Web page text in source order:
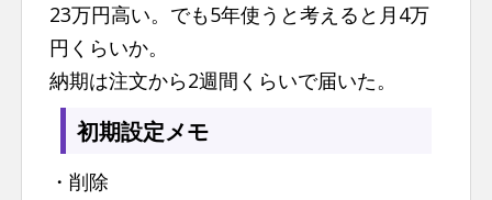
23万円高い。でも5年使うと考えると月4万
円くらいか。
納期は注文から2週間くらいで届いた。
初期設定メモ
・削除